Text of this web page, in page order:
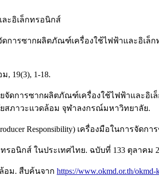
ะอิเล็กทรอนิกส์
ารซากผลิตภัณฑ์เครื่องใช้ไฟฟ้าและอิเล็
19(3), 1-18.
ดการซากผลิตภัณฑ์เครื่องใช้ไฟฟ้าและอิเ
ยสภาวะแวดล้อม จุฬาลงกรณ์มหาวิทยาลัย.
Responsibility) เครื่องมือในการจัดก
อนิกส์ ในประเทศไทย. ฉบับที่ 133 ตุลาคม
อม. สืบค้นจาก https://www.okmd.or.th/okmd-